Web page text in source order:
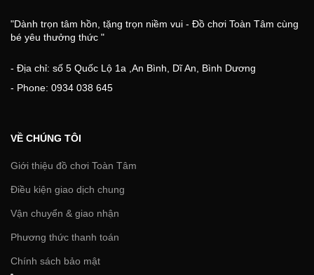
"Dành trọn tâm hồn, tặng trọn niềm vui - Đồ chơi Toàn Tâm cùng
bé yêu thưởng thức "
- Địa chỉ: số 5 Quốc Lộ 1a ,An Bình, Dĩ An, Bình Dương
- Phone: 0934 038 645
VỀ CHÚNG TÔI
Giới thiệu đồ chơi Toàn Tâm
Điều kiện giao dịch chung
Vận chuyển & giao nhận
Phương thức thanh toán
Chính sách bảo mật